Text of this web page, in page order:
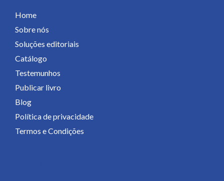
Home
Sobre nós
Soluções editoriais
Catálogo
Testemunhos
Publicar livro
Blog
Política de privacidade
Termos e Condições